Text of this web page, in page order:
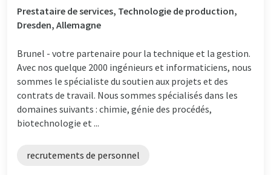
Prestataire de services, Technologie de production,
Dresden, Allemagne
Brunel - votre partenaire pour la technique et la gestion.
Avec nos quelque 2000 ingénieurs et informaticiens, nous
sommes le spécialiste du soutien aux projets et des
contrats de travail. Nous sommes spécialisés dans les
domaines suivants : chimie, génie des procédés,
biotechnologie et ...
recrutements de personnel